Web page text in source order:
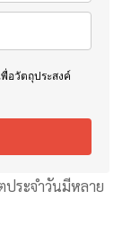
อวัตถุประสงค์
ประจำวันมีหลาย